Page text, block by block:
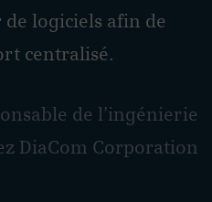
de logiciels afin de
centralisé.
de l’ingénierie
DiaCom Corporation